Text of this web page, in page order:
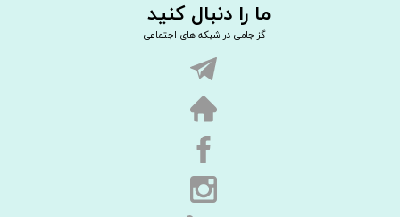
گز جامی در شبکه های اجتماعی
ما را دنبال کنید